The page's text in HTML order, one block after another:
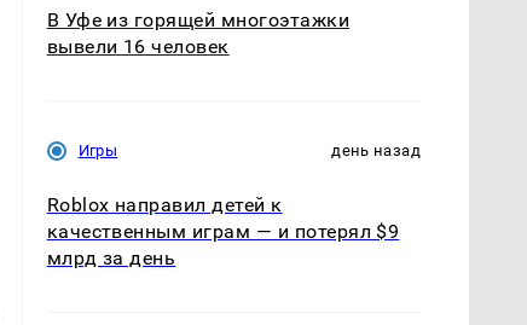
В Уфе из горящей многоэтажки
вывели 16 человек
Игры день назад
Roblox направил детей к
качественным играм — и потерял $9
млрд за день